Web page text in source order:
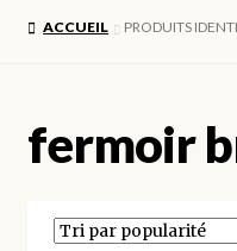
CONTACT
ACCUEIL PRODUITS
fermoir